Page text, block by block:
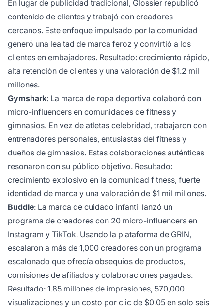
En lugar de publicidad tradicional, Glossier republicó
contenido de clientes y trabajó con creadores
cercanos. Este enfoque impulsado por la comunidad
generó una lealtad de marca feroz y convirtió a los
clientes en embajadores. Resultado: crecimiento rápido,
alta retención de clientes y una valoración de $1.2 mil
millones.
Gymshark: La marca de ropa deportiva colaboró con
micro-influencers en comunidades de fitness y
gimnasios. En vez de atletas celebridad, trabajaron con
entrenadores personales, entusiastas del fitness y
dueños de gimnasios. Estas colaboraciones auténticas
resonaron con su público objetivo. Resultado:
crecimiento explosivo en la comunidad fitness, fuerte
identidad de marca y una valoración de $1 mil millones.
Buddle: La marca de cuidado infantil lanzó un
programa de creadores con 20 micro-influencers en
Instagram y TikTok. Usando la plataforma de GRIN,
escalaron a más de 1,000 creadores con un programa
escalonado que ofrecía obsequios de productos,
comisiones de afiliados y colaboraciones pagadas.
Resultado: 1.85 millones de impresiones, 570,000
visualizaciones y un costo por clic de $0.05 en solo seis